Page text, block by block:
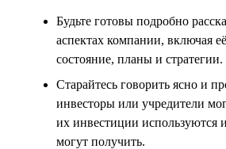
Будьте готовы подробно
аспектах компании, включая
состояние, планы и стратегии.
Старайтесь говорить ясно и
инвесторы или учредители
их инвестиции используются
могут получить.